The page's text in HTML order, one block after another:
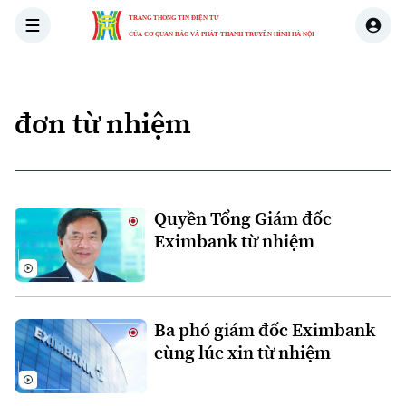
TRANG THÔNG TIN ĐIỆN TỬ
CỦA CƠ QUAN BÁO VÀ PHÁT THANH TRUYỀN HÌNH HÀ NỘI
Xu hướng
Chuyên mục
Thời sự
Hà Nội
Hà Nội
đơn từ nhiệm
Quyền Tổng Giám đốc
Eximbank từ nhiệm
Ba phó giám đốc Eximbank
cùng lúc xin từ nhiệm